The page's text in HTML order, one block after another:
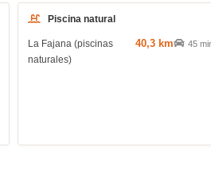
Piscina natural
La Fajana (piscinas
naturales)
40,3 km 45